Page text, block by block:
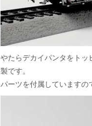
やたらデカイパンタをトッ
製です。
パーツを付属していますの